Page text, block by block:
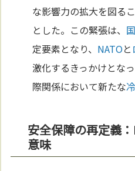
な影響力の拡大を図るこ
とした。この緊張は、 国
定要素となり、 NATOと
激化するきっかけとな
際関係において新たな
安全保障の再定義
意味